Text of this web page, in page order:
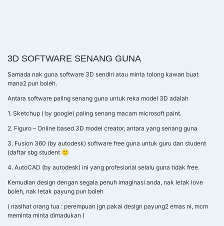
3D SOFTWARE SENANG GUNA
Samada nak guna software 3D sendiri atau minta tolong kawan buat
mana2 pun boleh.
Antara software paling senang guna untuk reka model 3D adalah
1. Sketchup ( by google) paling senang macam microsoft paint.
2. Figuro – Online based 3D model creator, antara yang senang guna
3. Fusion 360 (by autodesk) software free guna untuk guru dan student
(daftar sbg student 🙂
4. AutoCAD (by autodesk) ini yang profesional selalu guna tidak free.
Kemudian design dengan segala penuh imaginasi anda, nak letak love
boleh, nak letak payung pun boleh
( nasihat orang tua : perempuan jgn pakai design payung2 emas ni, mcm
meminta minta dimadukan )